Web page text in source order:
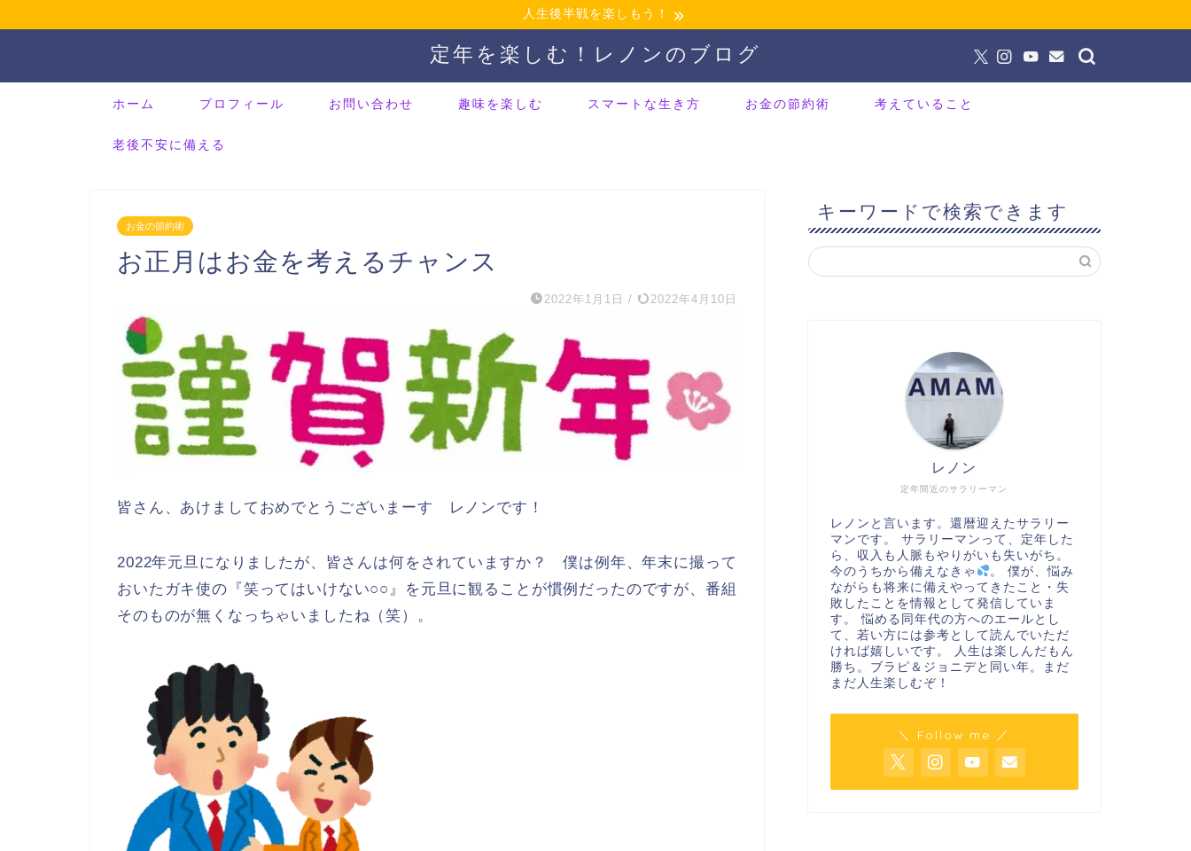
人生後半戦を楽しもう！
定年を楽しむ！レノンのブログ
ホーム プロフィール お問い合わせ 趣味を楽しむ スマートな生き方 お金の節約術 考えていること
老後不安に備える
お金の節約術
お正月はお金を考えるチャンス
2022年1月1日 / 2022年4月10日
皆さん、あけましておめでとうございまーす レノンです！
2022年元旦になりましたが、皆さんは何をされていますか？ 僕は例年、年末に撮って
おいたガキ使の『笑ってはいけない○○』を元旦に観ることが慣例だったのですが、番組
そのものが無くなっちゃいましたね（笑）。
キーワードで検索できます
定年間近のサラリーマン
レノン
レノンと言います。還暦迎えたサラリー
マンです。 サラリーマンって、定年した
ら、収入も人脈もやりがいも失いがち。
今のうちから備えなきゃ
。 僕が、悩み
ながらも将来に備えやってきたこと・失
敗したことを情報として発信していま
す。 悩める同年代の方へのエールとし
て、若い方には参考として読んでいただ
ければ嬉しいです。 人生は楽しんだもん
勝ち。ブラピ＆ジョニデと同い年。まだ
まだ人生楽しむぞ！
＼ Follow me ／